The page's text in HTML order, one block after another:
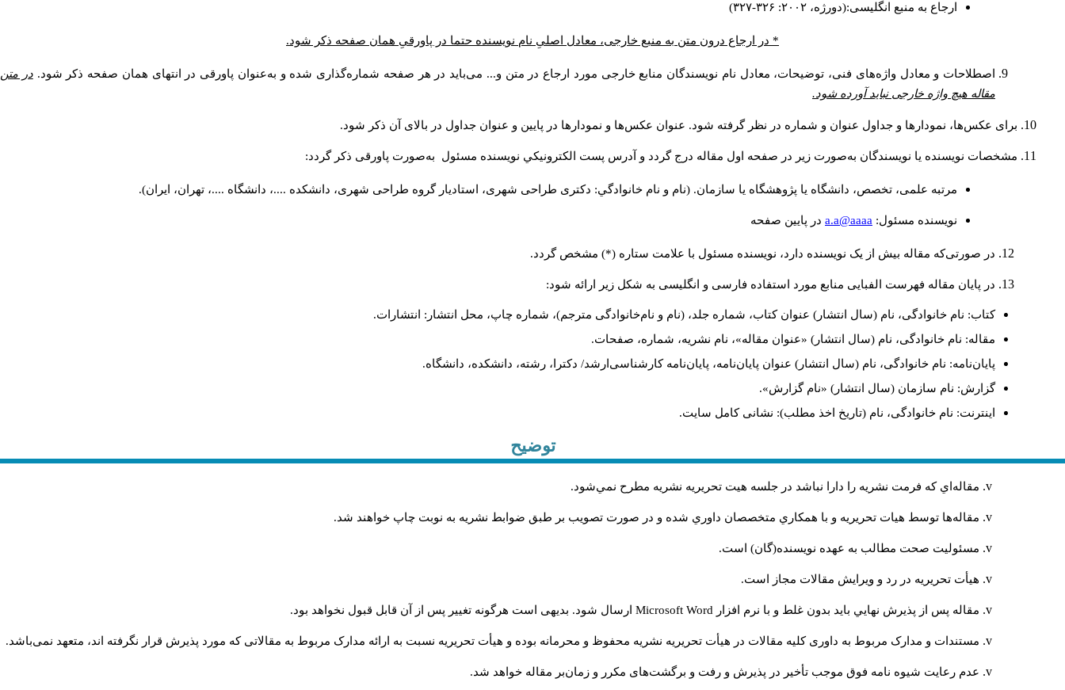
ارجاع به منبع انگلیسی:(دورژه، ۲۰۰۲: ۳۲۶-۳۲۷)
* در ارجاع درون متن به منبع خارجی، معادل اصلیِ نام نویسنده حتما در پاورقیِ همان صفحه ذکر شود.
اصطلاحات و معادل واژه‌های فنی، توضیحات، معادل نام نویسندگان منابع خارجی مورد ارجاع در متن و... می‌باید در هر صفحه شماره‌گذاری شده و به‌عنوان پاورقی در انتهای همان صفحه ذکر شود. در متن
مقاله هیچ واژه خارجی نباید آورده شود.
برای عکس‌ها، نمودارها و جداول عنوان و شماره در نظر گرفته شود. عنوان عکس‌ها و نمودارها در پایین و عنوان جداول در بالای آن ذکر شود.
مشخصات نویسنده یا نویسندگان به‌صورت زیر در صفحه اول مقاله درج گردد و آدرس پست الكترونيكي نويسنده مسئول به‌صورت پاورقی ذکر گردد:
مرتبه علمی، تخصص، دانشگاه یا پژوهشگاه یا سازمان. (نام و نام خانوادگي: دکتری طراحی شهری، استادیار گروه طراحی شهری، دانشکده ....، دانشگاه ....، تهران، ایران).
نويسنده مسئول: a.a@aaaa در پايين صفحه
در صورتی‌که مقاله بیش از یک نویسنده دارد، نویسنده مسئول با علامت ستاره (*) مشخص گردد.
در پایان مقاله فهرست الفبایی منابع مورد استفاده فارسی و انگلیسی به شکل زیر ارائه شود:
کتاب: نام خانوادگی، نام (سال انتشار) عنوان کتاب، شماره جلد، (نام و نام‌خانوادگی مترجم)، شماره چاپ، محل انتشار: انتشارات.
مقاله: نام خانوادگی، نام (سال انتشار) «عنوان مقاله»، نام نشریه، شماره، صفحات.
پایان‌نامه: نام خانوادگی، نام (سال انتشار) عنوان پایان‌نامه، پایان‌نامه کارشناسی‌ارشد/ دکترا، رشته، دانشکده، دانشگاه.
گزارش: نام سازمان (سال انتشار) «نام گزارش».
اینترنت: نام خانوادگی، نام (تاریخ اخذ مطلب): نشانی کامل سایت.
توضیح
مقاله‌اي كه فرمت نشريه را دارا نباشد در جلسه هيت تحريريه نشريه مطرح نمي‌شود.
مقاله‌ها توسط هیات تحريريه و با همکاري متخصصان داوري شده و در صورت تصويب بر طبق ضوابط نشريه به نوبت چاپ خواهند شد.
مسئوليت صحت مطالب به عهده نويسنده(گان) است.
هيأت تحريريه در رد و ويرايش مقالات مجاز است.
مقاله پس از پذيرش نهايي باید بدون غلط و با نرم افزار Microsoft Word ارسال شود. بدیهی است هرگونه تغییر پس از آن قابل قبول نخواهد بود.
مستندات و مدارک مربوط به داوری کلیه مقالات در هیأت تحریریه نشریه محفوظ و محرمانه بوده و هیأت تحریریه نسبت به ارائه مدارک مربوط به مقالاتی که مورد پذیرش قرار نگرفته اند، متعهد نمی‌باشد.
عدم رعایت شیوه نامه فوق موجب تأخیر در پذیرش و رفت و برگشت‌‌های مکرر و زمان‌بر مقاله خواهد شد.